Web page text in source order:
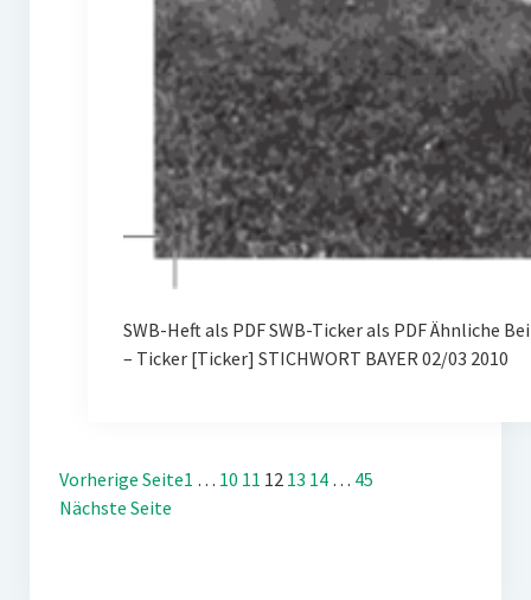
SWB-Heft als PDF SWB-Ticker als PDF Ähnliche
– Ticker [Ticker] STICHWORT BAYER 02/03 2010
Vorherige Seite1 … 10 11 12 13 14 … 45
Nächste Seite